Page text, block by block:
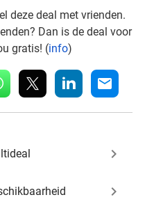
deze deal met vrienden.
Dan is de deal voor
gratis! (info)
linkedin mail
keyboard_arrow_right
keyboard_arrow_right